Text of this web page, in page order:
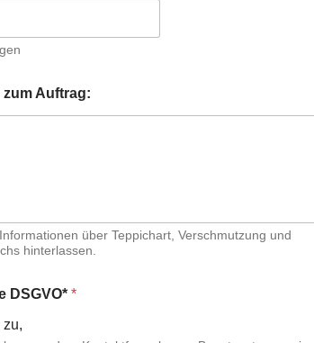
zum Auftrag:
über Teppichart, Verschmutzung und
hinterlassen.
DSGVO* *
zu,